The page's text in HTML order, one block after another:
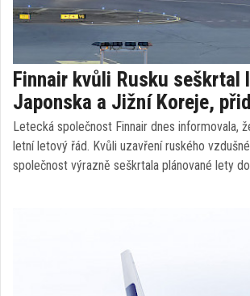
Finnair kvůli Rusku seškrtal
Japonska a Jižní Koreje,
Letecká společnost Finnair dnes informovala,
letní letový řád. Kvůli uzavření ruského
společnost výrazně seškrtala plánované lety